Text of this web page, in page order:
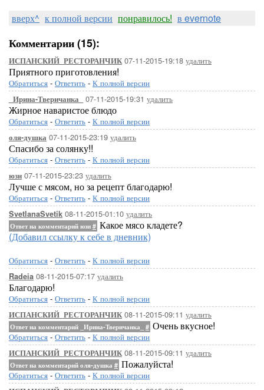
вверх^ к полной версии понравилось! в evernote
Комментарии (15):
ИСПАНСКИЙ_РЕСТОРАНЧИК07-11-2015-19:18 удалить
Приятного приготовления!
Обратиться - Ответить - К полной версии
_Ирина-Тверичанка_ 07-11-2015-19:31 удалить
Жирное наваристое блюдо
Обратиться - Ответить - К полной версии
оля-душка 07-11-2015-23:19 удалить
Спасибо за солянку!!
Обратиться - Ответить - К полной версии
юзи 07-11-2015-23:23 удалить
Лучше с мясом, но за рецепт благодарю!
Обратиться - Ответить - К полной версии
SvetlanaSvetik 08-11-2015-01:10 удалить
Ответ на комментарий юзи # Какое мясо кладете?
(Добавил ссылку к себе в дневник)
Обратиться - Ответить - К полной версии
Radeia 08-11-2015-07:17 удалить
Благодарю!
Обратиться - Ответить - К полной версии
ИСПАНСКИЙ_РЕСТОРАНЧИК08-11-2015-09:11 удалить
Ответ на комментарий _Ирина-Тверичанка_ # Очень вкусное!
Обратиться - Ответить - К полной версии
ИСПАНСКИЙ_РЕСТОРАНЧИК08-11-2015-09:11 удалить
Ответ на комментарий оля-душка # Пожалуйста!
Обратиться - Ответить - К полной версии